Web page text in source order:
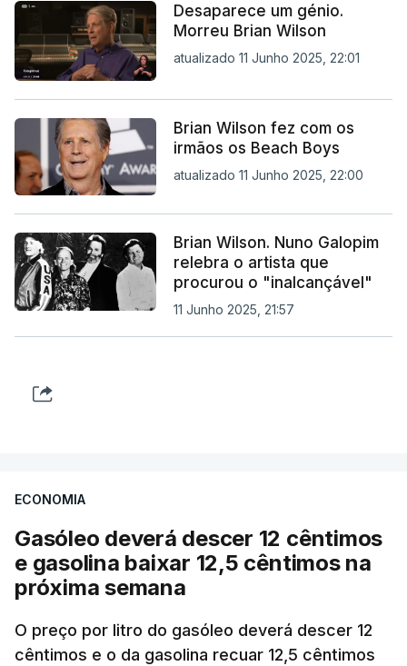
Desaparece um génio.
Morreu Brian Wilson
atualizado 11 Junho 2025, 22:01
Brian Wilson fez com os
irmãos os Beach Boys
atualizado 11 Junho 2025, 22:00
Brian Wilson. Nuno Galopim
relebra o artista que
procurou o "inalcançável"
11 Junho 2025, 21:57
ECONOMIA
Gasóleo deverá descer 12 cêntimos
e gasolina baixar 12,5 cêntimos na
próxima semana
O preço por litro do gasóleo deverá descer 12
cêntimos e o da gasolina recuar 12,5 cêntimos